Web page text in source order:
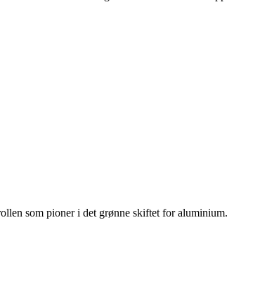
som pioner i det grønne skiftet for aluminium.